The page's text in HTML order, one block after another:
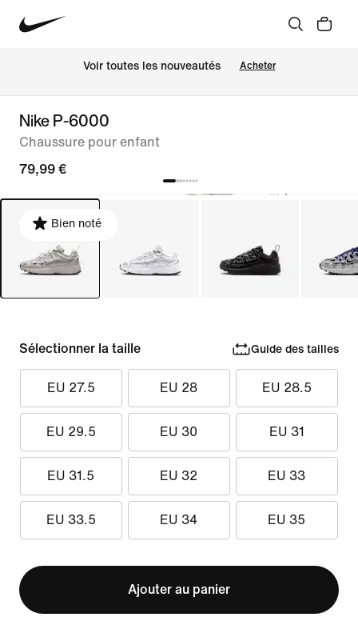
Voir toutes les nouveautés Acheter
Nike P-6000
Chaussure pour enfant
79,99 €
Bien noté
Sélectionner la taille Guide des tailles
EU 27.5 EU 28 EU 28.5
EU 29.5 EU 30 EU 31
EU 31.5 EU 32 EU 33
EU 33.5 EU 34 EU 35
Ajouter au panier